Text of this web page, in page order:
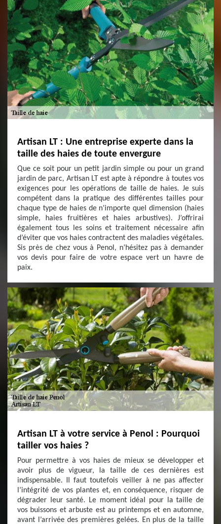
Artisan LT : Une entreprise experte dans la
taille des haies de toute envergure
Que ce soit pour un petit jardin simple ou pour un grand
jardin de parc, Artisan LT est apte à répondre à toutes vos
exigences pour les opérations de taille de haies. Je suis
compétent dans la pratique des différentes tailles pour
chaque type de haies de n’importe quel dimension (haies
simple, haies fruitières et haies arbustives). J’offrirai
également tous les soins et traitement nécessaire afin
d’éviter que vos haies contractent des maladies végétales.
Sis près de chez vous à Penol, n’hésitez pas à demander
vos devis pour faire de votre espace vert un havre de
paix.
Artisan LT à votre service à Penol : Pourquoi
tailler vos haies ?
Pour permettre à vos haies de mieux se développer et
avoir plus de vigueur, la taille de ces dernières est
indispensable. Il faut toutefois veiller à ne pas affecter
l’intégrité de vos plantes et, en conséquence, risquer de
dégrader leur santé. Le moment idéal pour la taille de
vos buissons et arbuste est au printemps et en automne,
avant l’arrivée des premières gelées. En plus de la taille